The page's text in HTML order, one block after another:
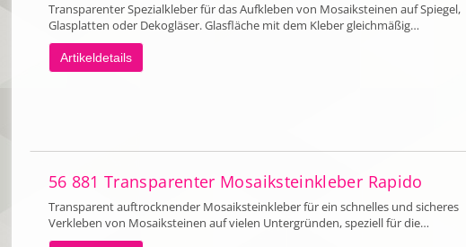
Transparenter Spezialkleber für das Aufkleben von Mosaiksteinen auf Spiegel,
Glasplatten oder Dekogläser. Glasfläche mit dem Kleber gleichmäßig…
Artikeldetails
56 881 Transparenter Mosaiksteinkleber Rapido
Transparent auftrocknender Mosaiksteinkleber für ein schnelles und sicheres
Verkleben von Mosaiksteinen auf vielen Untergründen, speziell für die…